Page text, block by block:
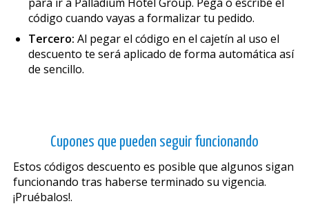
código cuando vayas a formalizar tu pedido.
Tercero: Al pegar el código en el cajetín al uso el
descuento te será aplicado de forma automática así
de sencillo.
Cupones que pueden seguir funcionando
Estos códigos descuento es posible que algunos sigan
funcionando tras haberse terminado su vigencia.
¡Pruébalos!.